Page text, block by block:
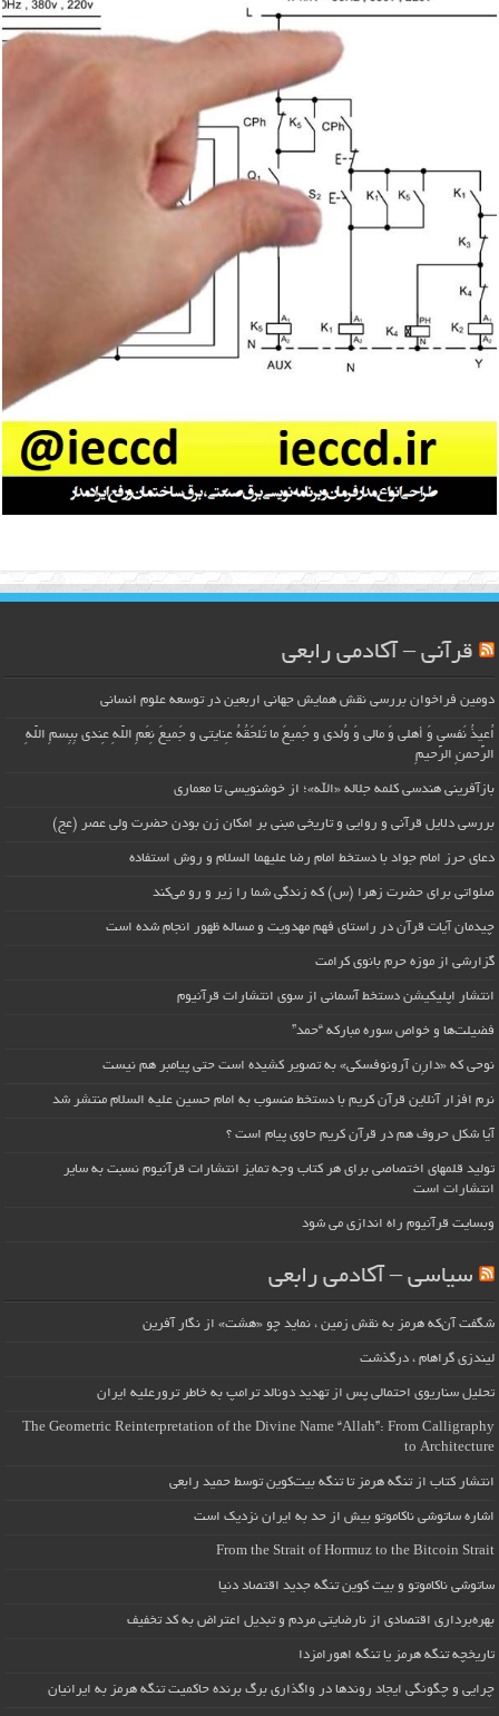
قرآنی – آکادمی رابعی
دومین فراخوان بررسی نقش همایش جهانی اربعین در توسعه علوم انسانی
اُعیذُ نَفسی وَ أهلی وَ مالی وَ وُلدی و جَمیعَ ما تَلحَقُهُ عِنایتی و جَمیعَ نِعَمِ اللّهِ عِندی بِبِسمِ اللّهِ
الرَّحمنِ الرَّحیمِ
بازآفرینی هندسی کلمه جلاله «الله»؛ از خوشنویسی تا معماری
بررسی دلایل قرآنی و روایی و تاریخی مبنی بر امکان زن بودن حضرت ولی عصر (عج)
دعای حرز امام جواد با دستخط امام رضا علیهما السلام و روش استفاده
صلواتی برای حضرت زهرا (س) که زندگی شما را زیر و رو می‌کند
چیدمان آیات قرآن در راستای فهم مهدویت و مساله ظهور انجام شده است
گزارشی از موزه حرم بانوی کرامت
انتشار اپلیکیشن دستخط آسمانی از سوی انتشارات قرآنیوم
فضیلت‌ها و خواص سوره مبارکه “حمد”
نوحی که «دارِن آرونوفسکی» به تصویر کشیده است حتی پیامبر هم نیست
نرم افزار آنلاین قرآن کریم با دستخط منسوب به امام حسین علیه السلام منتشر شد
آیا شکل حروف هم در قرآن کریم حاوی پیام است ؟
تولید قلمهای اختصاصی برای هر کتاب وجه تمایز انتشارات قرآنیوم نسبت به سایر
انتشارات است
وبسایت قرآنیوم راه اندازی می شود
سیاسی – آکادمی رابعی
شگفت آن‌که هرمز به نقش زمین ، نماید چو «هشت» از نگار آفرین
لیندزی گراهام ، درگذشت
تحلیل سناریوی احتمالی پس از تهدید دونالد ترامپ به خاطر ترورعلیه ایران
The Geometric Reinterpretation of the Divine Name “Allah”: From Calligraphy
to Architecture
انتشار کتاب از تنگه هرمز تا تنگه بیت‌کوین توسط حمید رابعی
اشاره ساتوشی ناکاموتو بیش از حد به ایران نزدیک است
From the Strait of Hormuz to the Bitcoin Strait
ساتوشی ناکاموتو و بیت کوین تنگه جدید اقتصاد دنیا
بهره‌برداری اقتصادی از نارضایتی مردم و تبدیل اعتراض به کد تخفیف
تاریخچه تنگه هرمز یا تنگه اهورامزدا
چرایی و چگونگی ایجاد روندها در واگذاری برگ برنده حاکمیت تنگه هرمز به ایرانیان